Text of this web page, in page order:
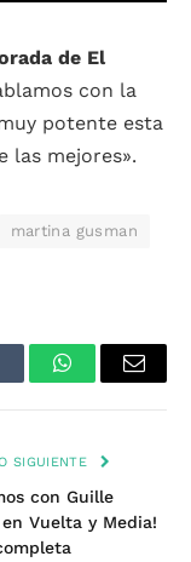
de El
con la
potente esta
las mejores».
martina gusman
WhatsAppEmail
SIGUIENTE
con Guille
Vuelta y Media!